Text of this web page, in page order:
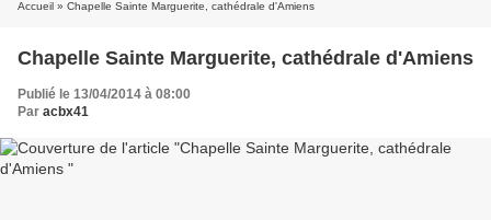
Accueil » Chapelle Sainte Marguerite, cathédrale d'Amiens
Chapelle Sainte Marguerite, cathédrale d'Amiens
Publié le 13/04/2014 à 08:00
Par acbx41